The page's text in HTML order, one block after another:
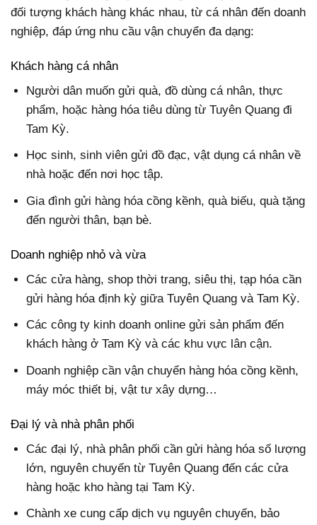
đối tượng khách hàng khác nhau, từ cá nhân đến doanh
nghiệp, đáp ứng nhu cầu vận chuyển đa dạng:
Khách hàng cá nhân
Người dân muốn gửi quà, đồ dùng cá nhân, thực
phẩm, hoặc hàng hóa tiêu dùng từ Tuyên Quang đi
Tam Kỳ.
Học sinh, sinh viên gửi đồ đạc, vật dụng cá nhân về
nhà hoặc đến nơi học tập.
Gia đình gửi hàng hóa cồng kềnh, quà biếu, quà tặng
đến người thân, bạn bè.
Doanh nghiệp nhỏ và vừa
Các cửa hàng, shop thời trang, siêu thị, tạp hóa cần
gửi hàng hóa định kỳ giữa Tuyên Quang và Tam Kỳ.
Các công ty kinh doanh online gửi sản phẩm đến
khách hàng ở Tam Kỳ và các khu vực lân cận.
Doanh nghiệp cần vận chuyển hàng hóa cồng kềnh,
máy móc thiết bị, vật tư xây dựng…
Đại lý và nhà phân phối
Các đại lý, nhà phân phối cần gửi hàng hóa số lượng
lớn, nguyên chuyến từ Tuyên Quang đến các cửa
hàng hoặc kho hàng tại Tam Kỳ.
Chành xe cung cấp dịch vụ nguyên chuyến, bảo